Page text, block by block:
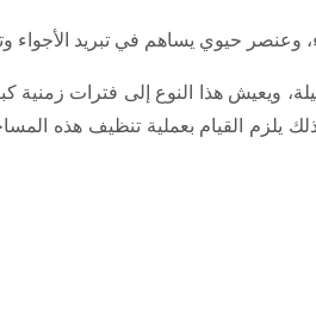
حيوي يساهم في تبريد الأجواء
ويعيش هذا النوع إلى فترات زمنية
يلزم القيام بعملية تنظيف هذه